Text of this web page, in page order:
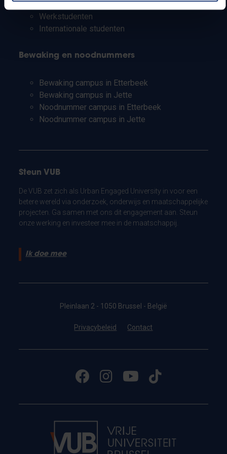
Leerkrachten en secundaire scholen
Werkstudenten
Internationale studenten
Bewaking en noodnummers
Bewaking campus in Etterbeek
Bewaking campus in Jette
Noodnummer campus in Etterbeek
Noodnummer campus in Jette
Steun VUB
De VUB zet zich als Urban Engaged University in voor een
betere wereld via onderzoek, onderwijs en maatschappelijke
projecten. Ga samen met ons dit engagement aan. Steun
onze werking en investeer mee in de maatschappij.
Ik doe mee
Pleinlaan 2 - 1050 Brussel - België
Privacybeleid Contact